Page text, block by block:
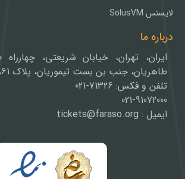
لایسنس SolusVM
درباره ما
ایران، تهران، خیابان شریعتی، چهارراه
طاهریان، جنب بن بست تیموریان، پلاک 61، واحد 1
تلفن و فکس: 71326-021
021-91072000
ایمیل : tickets@faraso.org